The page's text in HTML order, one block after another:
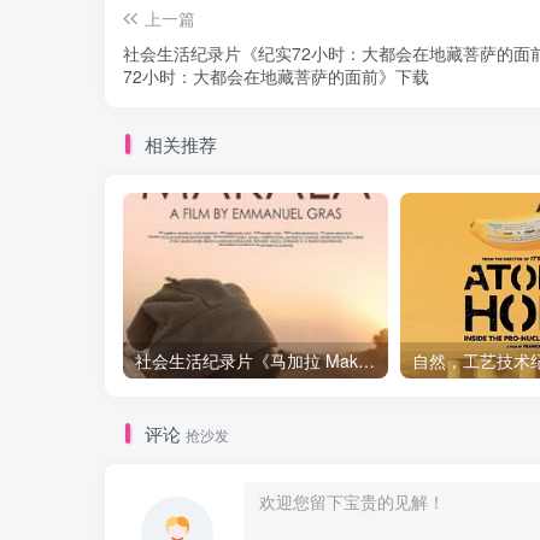
上一篇
社会生活纪录片《纪实72小时：大都会在地藏菩萨的面
72小时：大都会在地藏菩萨的面前》下载
相关推荐
社会生活纪录片《马加拉 Makala》下载
评论 抢沙发